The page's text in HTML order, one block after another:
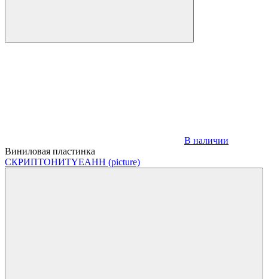
В наличии
Виниловая пластинка
СКРИПТОНИТYEAHH (picture)